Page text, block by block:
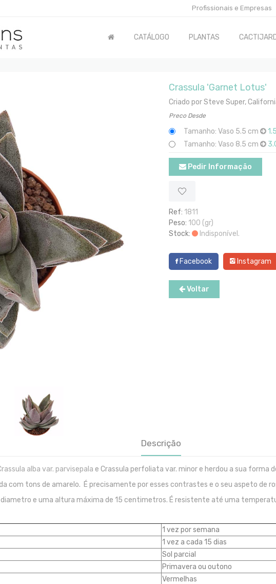
Profissionais e Empresas
CATÁLOGO PLANTAS
Crassula 'Garnet Lotus'
Criado por Steve Super,
Preco Desde
Tamanho: Vaso 5.5 cm
Tamanho: Vaso 8.5 cm
Pedir Informação
Ref: 1811
Peso: 100 (gr)
Stock:
Indisponível.
Facebook Instagram
Voltar
Descrição
alba var. parvisepala e Crassula perfoliata var. minor e herdou a sua forma
com tons de amarelo. É precisamente por esses contrastes e o seu aspeto de
e uma altura máxima de 15 centimetros. É resistente até uma
1 vez por semana
1 vez a cada 15 dias
Sol parcial
Primavera ou outono
Vermelhas